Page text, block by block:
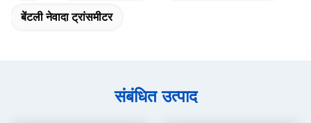
बेंटली नेवादा ट्रांसमीटर
संबंधित उत्पाद